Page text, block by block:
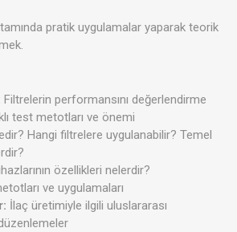
pratik uygulamalar yaparak teorik
Filtrelerin performansını değerlendirme
test metotları ve önemi
Hangi filtrelere uygulanabilir? Temel
özellikleri nelerdir?
ve uygulamaları
İlaç üretimiyle ilgili uluslararası